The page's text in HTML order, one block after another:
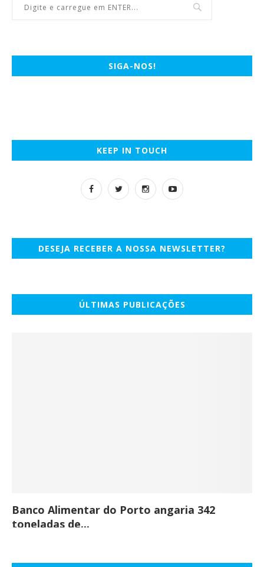
SIGA-NOS!
KEEP IN TOUCH
DESEJA RECEBER A NOSSA NEWSLETTER?
ÚLTIMAS PUBLICAÇÕES
Banco Alimentar do Porto angaria 342
toneladas de...